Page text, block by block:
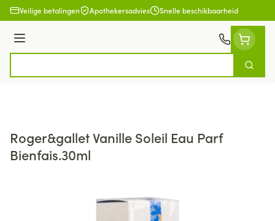
Ga naar de inhoud
Veilige betalingen Apothekersadvies Snelle beschikbaarheid
Menu
Zoek
Roger&gallet Vanille Soleil Eau Parf
Bienfais.30ml